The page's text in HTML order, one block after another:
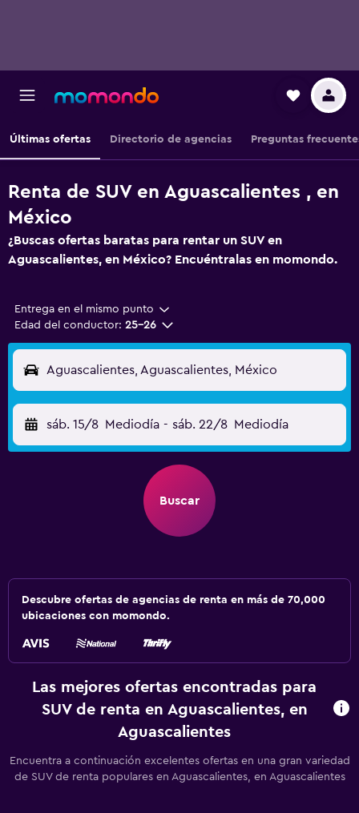
Últimas ofertas Directorio de agencias Preguntas
Renta de SUV en Aguascalientes , en
México
¿Buscas ofertas baratas para rentar un SUV en
Aguascalientes, en México? Encuéntralas en momondo.
Entrega en el mismo punto
Edad del conductor: 25-26
Aguascalientes, Aguascalientes, México
sáb. 15/8 Mediodía - sáb. 22/8 Mediodía
Buscar
Descubre ofertas de agencias de renta en más de 70,000
ubicaciones con momondo.
Las mejores ofertas encontradas para
SUV de renta en Aguascalientes, en
Aguascalientes
Encuentra a continuación excelentes ofertas en una gran variedad
de SUV de renta populares en Aguascalientes, en Aguascalientes